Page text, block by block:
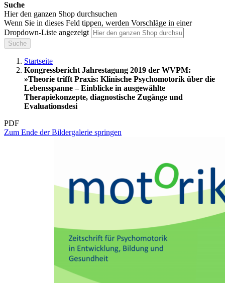
Suche
Hier den ganzen Shop durchsuchen
Wenn Sie in dieses Feld tippen, werden Vorschläge in einer
Dropdown-Liste angezeigt
Suche
Startseite
Kongressbericht Jahrestagung 2019 der WVPM:
»Theorie trifft Praxis: Klinische Psychomotorik über die
Lebensspanne – Einblicke in ausgewählte
Therapiekonzepte, diagnostische Zugänge und
Evaluationsdesi
PDF
Zum Ende der Bildergalerie springen